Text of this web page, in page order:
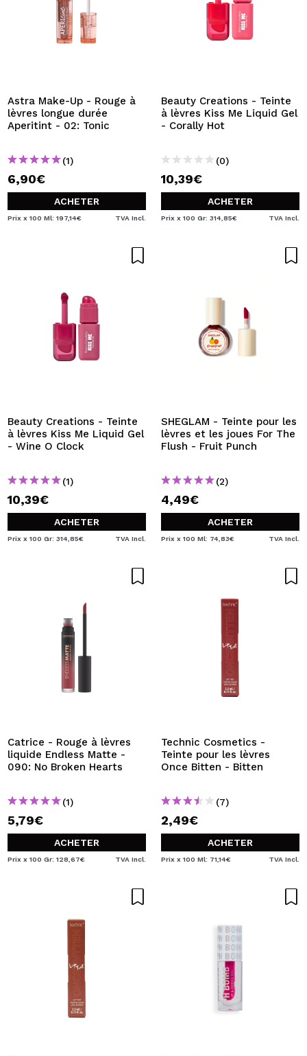
Astra Make-Up - Rouge à
lèvres longue durée
Aperitint - 02: Tonic
(1)
6,90€
ACHETER
Prix x 100 Ml: 197,14€ TVA Incl.
Beauty Creations - Teinte
à lèvres Kiss Me Liquid Gel
- Corally Hot
(0)
10,39€
ACHETER
Prix x 100 Gr: 314,85€ TVA Incl.
Beauty Creations - Teinte
à lèvres Kiss Me Liquid Gel
- Wine O Clock
(1)
10,39€
ACHETER
Prix x 100 Gr: 314,85€ TVA Incl.
SHEGLAM - Teinte pour les
lèvres et les joues For The
Flush - Fruit Punch
(2)
4,49€
ACHETER
Prix x 100 Ml: 74,83€ TVA Incl.
Catrice - Rouge à lèvres
liquide Endless Matte -
090: No Broken Hearts
(1)
5,79€
ACHETER
Prix x 100 Gr: 128,67€ TVA Incl.
Technic Cosmetics -
Teinte pour les lèvres
Once Bitten - Bitten
(7)
2,49€
ACHETER
Prix x 100 Ml: 71,14€ TVA Incl.